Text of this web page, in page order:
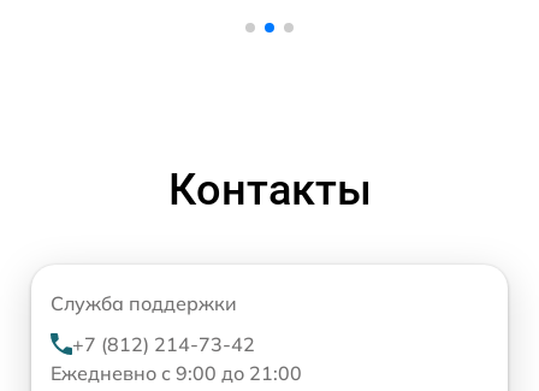
Контакты
Служба поддержки
+7 (812) 214-73-42
Ежедневно с 9:00 до 21:00